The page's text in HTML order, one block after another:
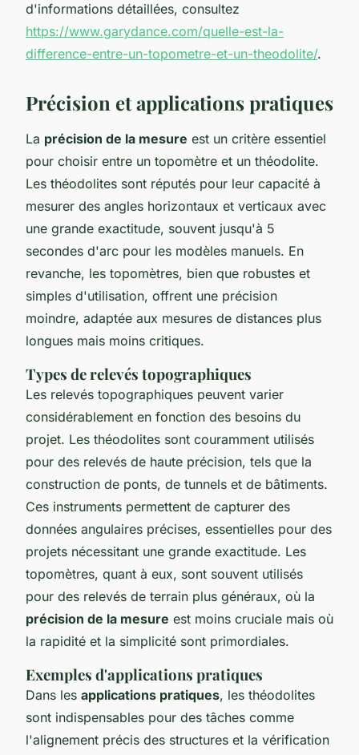
d'informations détaillées, consultez
https://www.garydance.com/quelle-est-la-
difference-entre-un-topometre-et-un-theodolite/.
Précision et applications pratiques
La précision de la mesure est un critère essentiel
pour choisir entre un topomètre et un théodolite.
Les théodolites sont réputés pour leur capacité à
mesurer des angles horizontaux et verticaux avec
une grande exactitude, souvent jusqu'à 5
secondes d'arc pour les modèles manuels. En
revanche, les topomètres, bien que robustes et
simples d'utilisation, offrent une précision
moindre, adaptée aux mesures de distances plus
longues mais moins critiques.
Types de relevés topographiques
Les relevés topographiques peuvent varier
considérablement en fonction des besoins du
projet. Les théodolites sont couramment utilisés
pour des relevés de haute précision, tels que la
construction de ponts, de tunnels et de bâtiments.
Ces instruments permettent de capturer des
données angulaires précises, essentielles pour des
projets nécessitant une grande exactitude. Les
topomètres, quant à eux, sont souvent utilisés
pour des relevés de terrain plus généraux, où la
précision de la mesure est moins cruciale mais où
la rapidité et la simplicité sont primordiales.
Exemples d'applications pratiques
Dans les applications pratiques, les théodolites
sont indispensables pour des tâches comme
l'alignement précis des structures et la vérification